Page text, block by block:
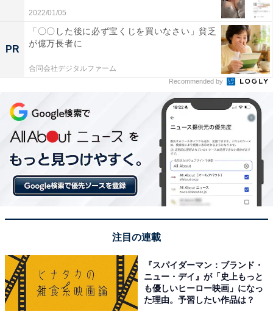
2022/01/05
PR
「〇〇した後に必ず宝くじを買いなさい」貧乏
が億万長者に
合同会社デジタルファーム
Recommended by
注目の連載
『スパイダーマン：ブランド・
ニュー・デイ』が「史上もっと
も優しいヒーロー映画」になっ
た理由。予習したい作品は？